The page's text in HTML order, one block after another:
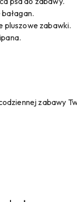
pluszowe zabawki.
zabawy